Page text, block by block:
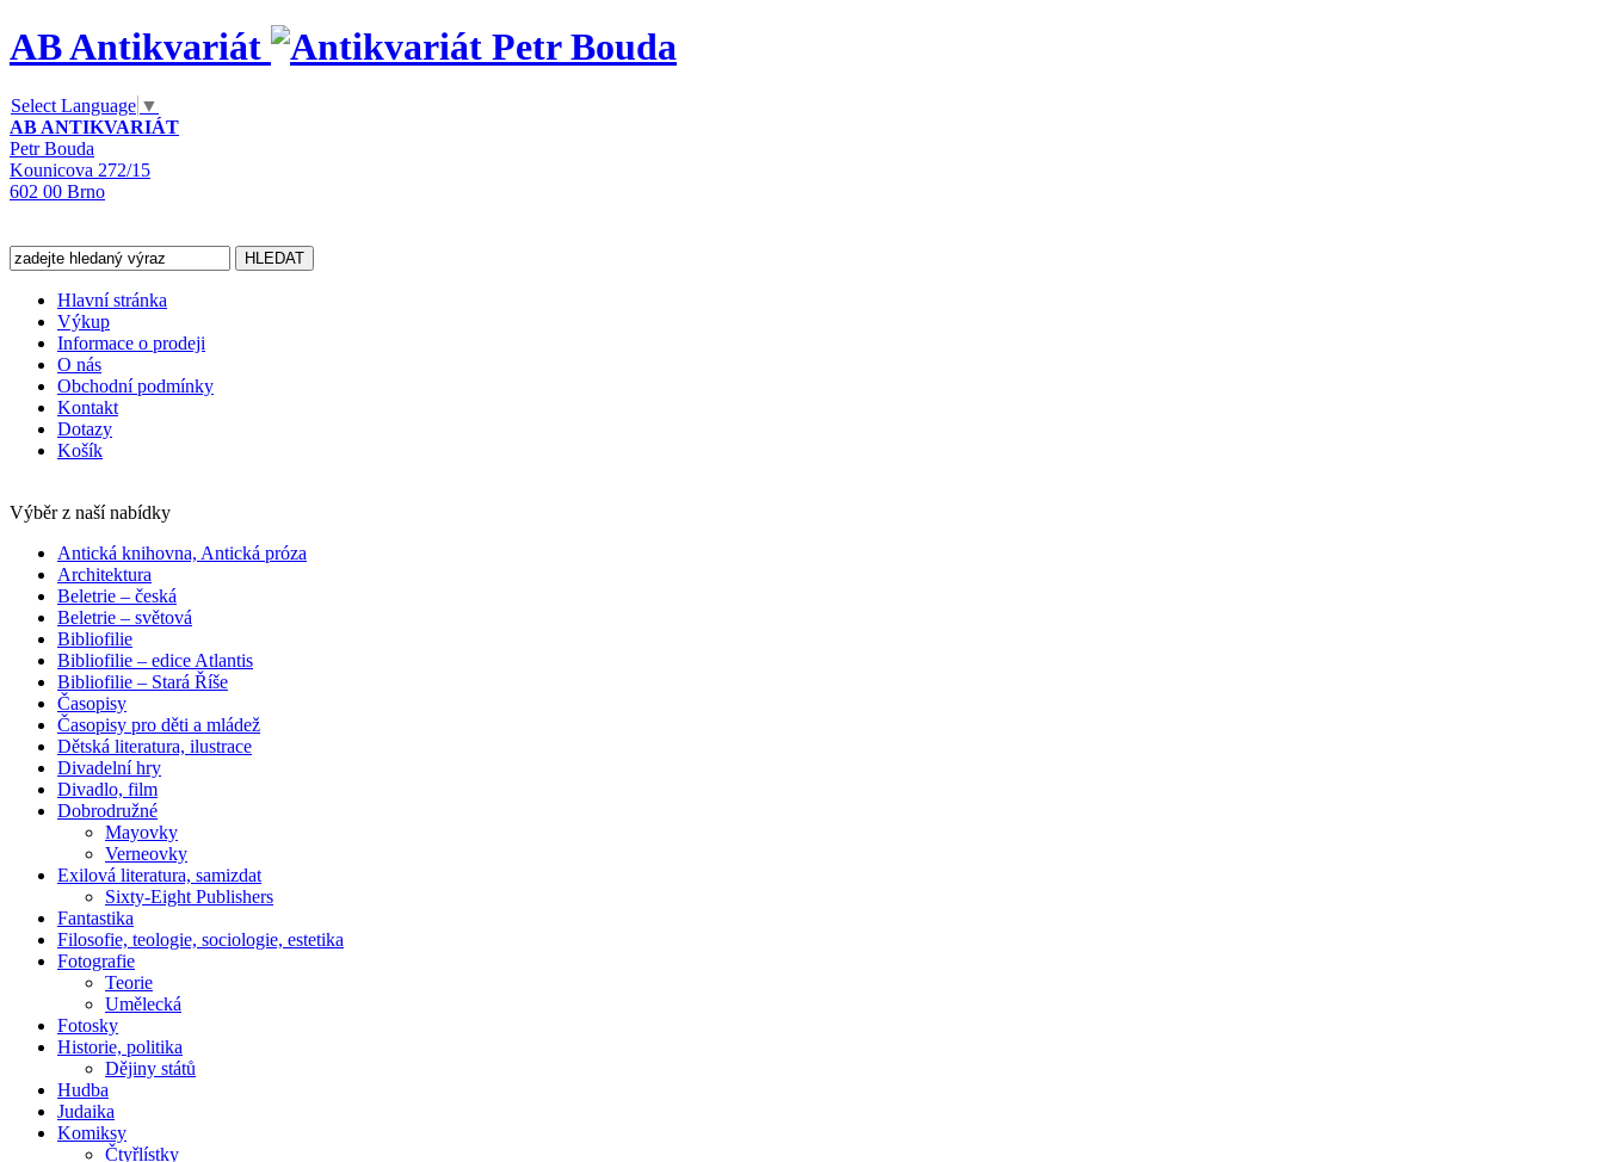
AB Antikvariát
Select Language ▼
AB ANTIKVARIÁT
Petr Bouda
Kounicova 272/15
602 00 Brno
Hlavní stránka
Výkup
Informace o prodeji
O nás
Obchodní podmínky
Kontakt
Dotazy
Košík
Výběr z naší nabídky
Antická knihovna, Antická próza
Architektura
Beletrie – česká
Beletrie – světová
Bibliofilie
Bibliofilie – edice Atlantis
Bibliofilie – Stará Říše
Časopisy
Časopisy pro děti a mládež
Dětská literatura, ilustrace
Divadelní hry
Divadlo, film
Dobrodružné
Mayovky
Verneovky
Exilová literatura, samizdat
Sixty-Eight Publishers
Fantastika
Filosofie, teologie, sociologie, estetika
Fotografie
Teorie
Umělecká
Fotosky
Historie, politika
Dějiny států
Hudba
Judaika
Komiksy
Čtyřlístky